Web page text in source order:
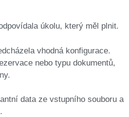
úkolu, který měl plnit.
vhodná konfigurace.
nebo typu dokumentů,
data ze vstupního souboru a